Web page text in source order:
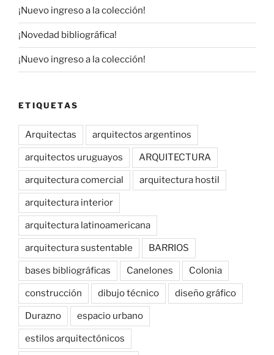
¡Nuevo ingreso a la colección!
¡Novedad bibliográfica!
¡Nuevo ingreso a la colección!
ETIQUETAS
Arquitectas arquitectos argentinos
arquitectos uruguayos ARQUITECTURA
arquitectura comercial arquitectura hostil
arquitectura interior
arquitectura latinoamericana
arquitectura sustentable BARRIOS
bases bibliográficas Canelones Colonia
construcción dibujo técnico diseño gráfico
Durazno espacio urbano
estilos arquitectónicos